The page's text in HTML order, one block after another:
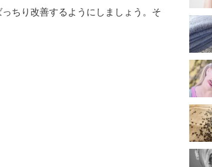
ちり改善するようにしましょう。そ